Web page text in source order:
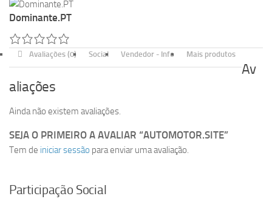
Dominante.PT
Avaliações (0) Social Vendedor - Info Mais produtos
Av
aliações
Ainda não existem avaliações.
SEJA O PRIMEIRO A AVALIAR “AUTOMOTOR.SITE”
Tem de iniciar sessão para enviar uma avaliação.
Participação Social